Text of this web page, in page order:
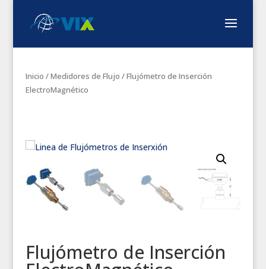
Inicio /Medidores de Flujo / Flujómetro de Inserción
ElectroMagnético
Flujómetro de Inserción